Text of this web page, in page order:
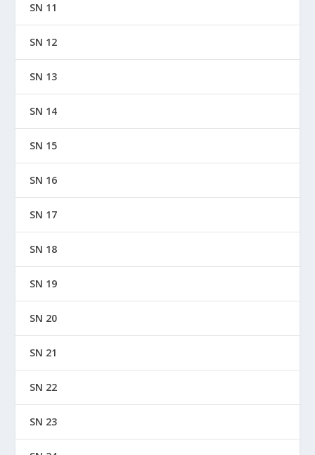
SN 11
SN 12
SN 13
SN 14
SN 15
SN 16
SN 17
SN 18
SN 19
SN 20
SN 21
SN 22
SN 23